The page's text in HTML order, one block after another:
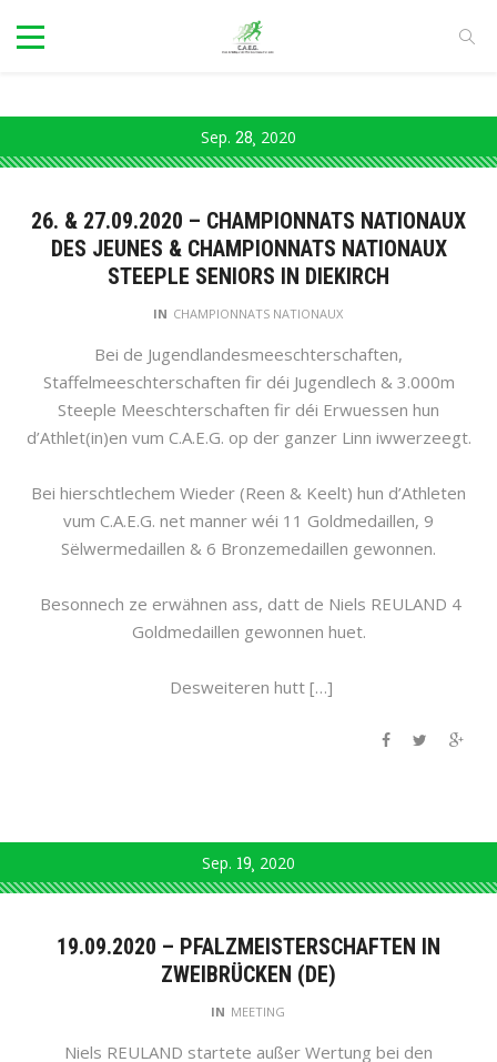
Sep. 28 2020
26. & 27.09.2020 – CHAMPIONNATS NATIONAUX
DES JEUNES & CHAMPIONNATS NATIONAUX
STEEPLE SENIORS IN DIEKIRCH
IN CHAMPIONNATS NATIONAUX
Bei de Jugendlandesmeeschterschaften,
Staffelmeeschterschaften fir déi Jugendlech & 3.000m
Steeple Meeschterschaften fir déi Erwuessen hun
d’Athlet(in)en vum C.A.E.G. op der ganzer Linn iwwerzeegt.
Bei hierschtlechem Wieder (Reen & Keelt) hun d’Athleten
vum C.A.E.G. net manner wéi 11 Goldmedaillen, 9
Sëlwermedaillen & 6 Bronzemedaillen gewonnen.
Besonnech ze erwähnen ass, datt de Niels REULAND 4
Goldmedaillen gewonnen huet.
Desweiteren hutt […]
Sep. 19 2020
19.09.2020 – PFALZMEISTERSCHAFTEN IN
ZWEIBRÜCKEN (DE)
IN MEETING
Niels REULAND startete außer Wertung bei den